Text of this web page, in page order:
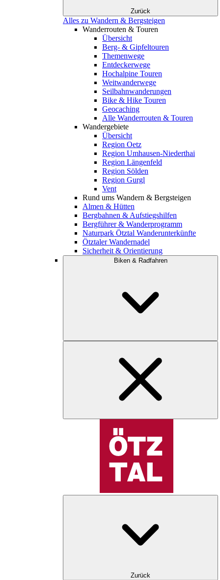
Zurück
Alles zu Wandern & Bergsteigen
Wanderrouten & Touren
Übersicht
Berg- & Gipfeltouren
Themenwege
Entdeckerwege
Hochalpine Touren
Weitwanderwege
Seilbahnwanderungen
Bike & Hike Touren
Geocaching
Alle Wanderrouten & Touren
Wandergebiete
Übersicht
Region Oetz
Region Umhausen-Niederthai
Region Längenfeld
Region Sölden
Region Gurgl
Vent
Rund ums Wandern & Bergsteigen
Almen & Hütten
Bergbahnen & Aufstiegshilfen
Bergführer & Wanderprogramm
Naturpark Ötztal Wanderunterkünfte
Ötztaler Wandernadel
Sicherheit & Orientierung
Biken & Radfahren
Zurück